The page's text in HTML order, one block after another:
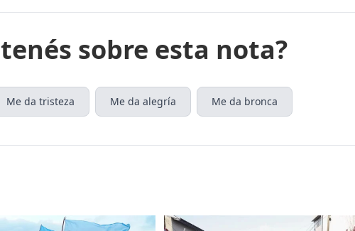
sobre esta nota?
Me da tristeza Me da alegría Me da bronca